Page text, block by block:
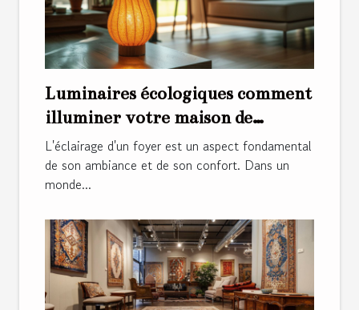
Luminaires écologiques comment
illuminer votre maison de
manière durable
L'éclairage d'un foyer est un aspect fondamental
de son ambiance et de son confort. Dans un
monde...